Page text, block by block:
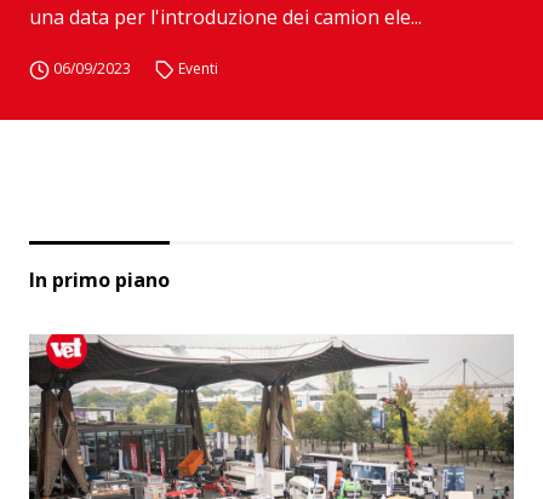
una data per l'introduzione dei camion ele...
06/09/2023 Eventi
In primo piano